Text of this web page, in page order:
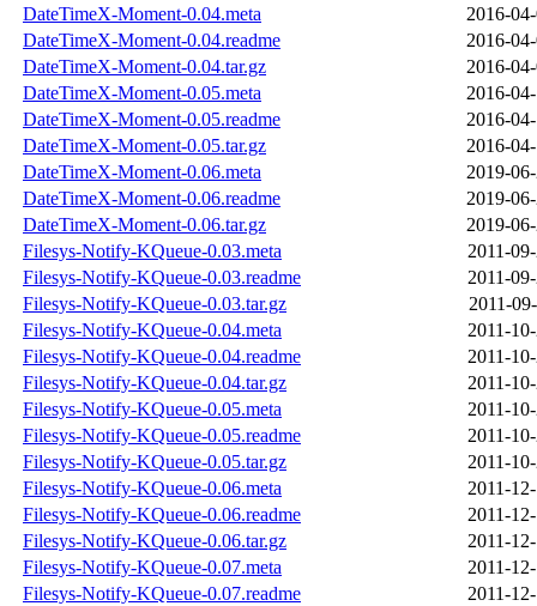
DateTimeX-Moment-0.04.meta
2016-
DateTimeX-Moment-0.04.readme
2016-
DateTimeX-Moment-0.04.tar.gz
2016-
DateTimeX-Moment-0.05.meta
2016-
DateTimeX-Moment-0.05.readme
2016-
DateTimeX-Moment-0.05.tar.gz
2016-
DateTimeX-Moment-0.06.meta
2019-
DateTimeX-Moment-0.06.readme
2019-
DateTimeX-Moment-0.06.tar.gz
2019-
Filesys-Notify-KQueue-0.03.meta
2011-
Filesys-Notify-KQueue-0.03.readme
2011-
Filesys-Notify-KQueue-0.03.tar.gz
2011-
Filesys-Notify-KQueue-0.04.meta
2011-
Filesys-Notify-KQueue-0.04.readme
2011-
Filesys-Notify-KQueue-0.04.tar.gz
2011-
Filesys-Notify-KQueue-0.05.meta
2011-
Filesys-Notify-KQueue-0.05.readme
2011-
Filesys-Notify-KQueue-0.05.tar.gz
2011-
Filesys-Notify-KQueue-0.06.meta
2011-
Filesys-Notify-KQueue-0.06.readme
2011-
Filesys-Notify-KQueue-0.06.tar.gz
2011-
Filesys-Notify-KQueue-0.07.meta
2011-
Filesys-Notify-KQueue-0.07.readme
2011-